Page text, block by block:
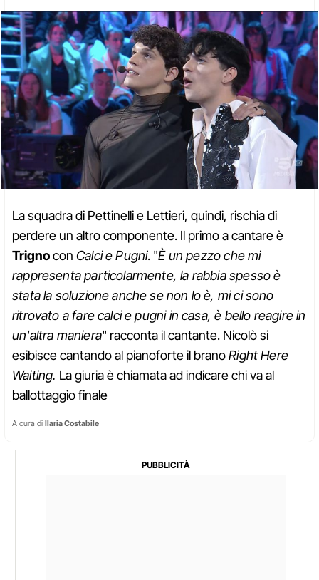
La squadra di Pettinelli e Lettieri, quindi, rischia di
perdere un altro componente. Il primo a cantare è
Trignocon Calci e Pugni. "È un pezzo che mi
rappresenta particolarmente, la rabbia spesso è
stata la soluzione anche se non lo è, mi ci sono
ritrovato a fare calci e pugni in casa, è bello reagire in
un'altra maniera" racconta il cantante. Nicolò si
esibisce cantando al pianoforte il branoRight Here
Waiting. La giuria è chiamata ad indicare chi va al
ballottaggio finale
A cura di Ilaria Costabile